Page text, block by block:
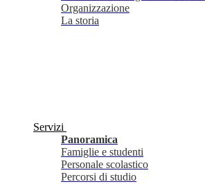
Organizzazione
La storia
Servizi
Panoramica
Famiglie e studenti
Personale scolastico
Percorsi di studio